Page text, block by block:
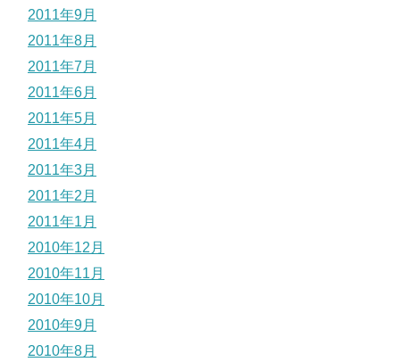
2011年9月
2011年8月
2011年7月
2011年6月
2011年5月
2011年4月
2011年3月
2011年2月
2011年1月
2010年12月
2010年11月
2010年10月
2010年9月
2010年8月